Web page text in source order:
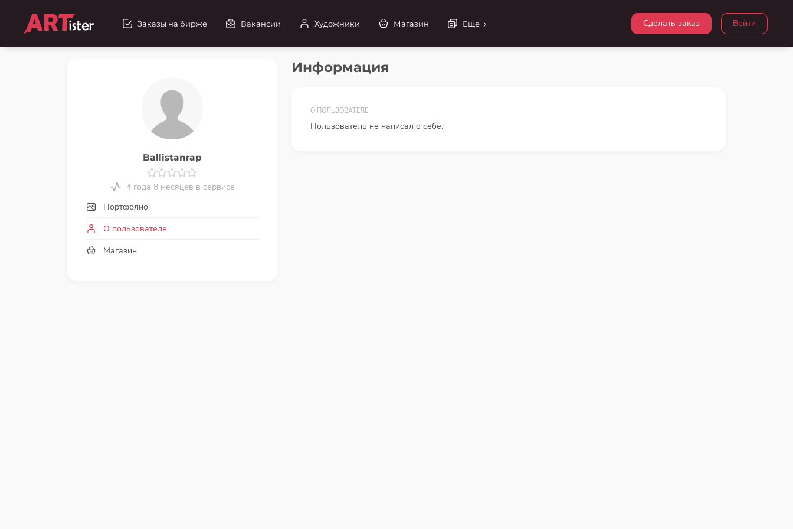
Войти
Сделать заказ
Заказы на бирже Вакансии Художники Магазин Еще
Ballistanrap
4 года 8 месяцев в сервисе
Портфолио
О пользователе
Магазин
Информация
О ПОЛЬЗОВАТЕЛЕ
Пользователь не написал о себе.